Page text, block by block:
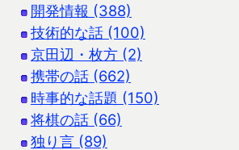
開発情報 (388)
技術的な話 (100)
京田辺・枚方 (2)
携帯の話 (662)
時事的な話題 (150)
将棋の話 (66)
独り言 (89)